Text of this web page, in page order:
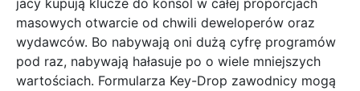
jacy kupują klucze do konsol w całej proporcjach
masowych otwarcie od chwili deweloperów oraz
wydawców. Bo nabywają oni dużą cyfrę programów
pod raz, nabywają hałasuje po o wiele mniejszych
wartościach. Formularza Key-Drop zawodnicy mogą